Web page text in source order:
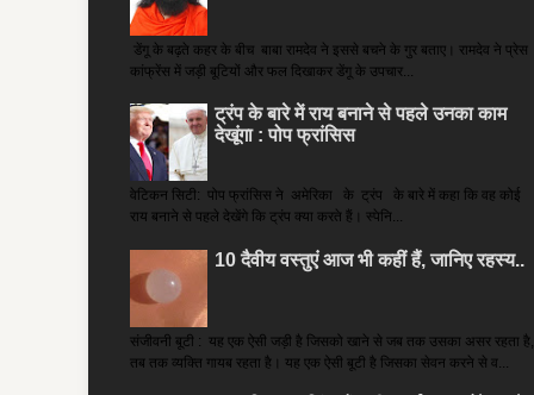
डेंगू के बढ़ते कहर के बीच बाबा रामदेव ने इससे बचने के गुर बताए। रामदेव ने प्रेस
कांफ्रेंस में जड़ी बूटियों और फल दिखाकर डेंगू के उपचार...
ट्रंप के बारे में राय बनाने से पहले उनका काम
देखूंगा : पोप फ्रांसिस
वेटिकन सिटी: पोप फ्रांसिस ने अमेरिका के ट्रंप के बारे में कहा कि वह कोई
राय बनाने से पहले देखेंगे कि ट्रंप क्या करते हैं। स्पेनि...
10 दैवीय वस्तुएं आज भी कहीं हैं, जानिए रहस्य..
संजीवनी बूटी : यह एक ऐसी जड़ी है जिसको खाने से जब तक उसका असर रहता है,
तब तक व्यक्ति गायब रहता है। यह एक ऐसी बूटी है जिसका सेवन करने से व...